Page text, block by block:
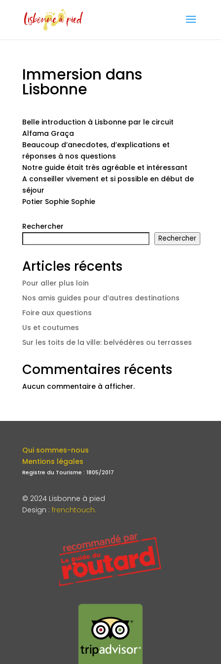
Immersion dans
Lisbonne
Belle introduction à Lisbonne par le circuit
Alfama Graça
Beaucoup d’anecdotes, d’explications et
réponses à nos questions
Notre guide était très agréable et intéressant
A conseiller vivement et si possible en début de
séjour
Potier Sophie Sophie
Rechercher
Rechercher
Articles récents
Pour aller plus loin
Nos amis guides pour d’autres destinations
Foire aux questions
Us et coutumes
Sur les toits de la ville: belvédères ou terrasses
Commentaires récents
Aucun commentaire à afficher.
Qui sommes-nous
Mentions légales
Registre du Tourisme : 1805/2017
© 2024 Lisbonne à pied
Design : frenchtouch.